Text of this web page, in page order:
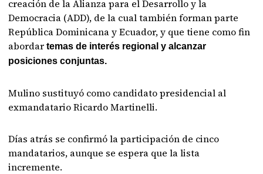
creación de la Alianza para el Desarrollo y la
Democracia (ADD), de la cual también forman parte
República Dominicana y Ecuador, y que tiene como fin
abordar temas de interés regional y alcanzar
posiciones conjuntas.
Mulino sustituyó como candidato presidencial al
exmandatario Ricardo Martinelli.
Días atrás se confirmó la participación de cinco
mandatarios, aunque se espera que la lista
incremente.